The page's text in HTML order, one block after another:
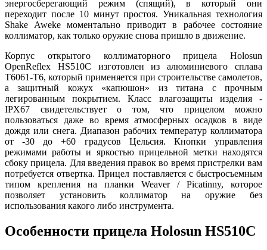
энергосберегающий режим (спящий), в который они
переходит после 10 минут простоя. Уникальная технология
Shake Aweke моментально приводит в рабочее состояние
коллиматор, как только оружие снова пришло в движение.
Корпус открытого коллиматорного прицела Holosun
OpenReflex HS510C изготовлен из алюминиевого сплава
Т6061-Т6, который применяется при строительстве самолетов,
а защитный кожух «капюшон» из титана с прочным
легированным покрытием. Класс влагозащиты изделия -
IPX67 свидетельствует о том, что прицелом можно
пользоваться даже во время атмосферных осадков в виде
дождя или снега. Диапазон рабочих температур коллиматора
от -30 до +60 градусов Цельсия. Кнопки управления
режимами работы и яркостью прицельной метки находятся
сбоку прицела. Для введения правок во время пристрелки вам
потребуется отвертка. Прицел поставляется с быстросъемным
типом крепления на планки Weaver / Picatinny, которое
позволяет установить коллиматор на оружие без
использования какого либо инструмента.
Особенности прицела Holosun HS510C